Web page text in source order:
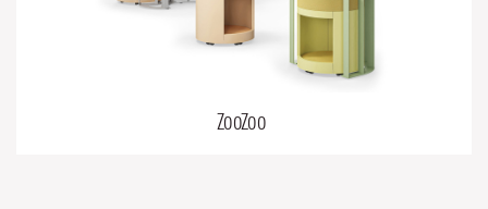
ZooZoo